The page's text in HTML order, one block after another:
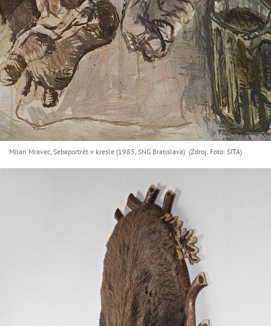
Milan Mravec, Sebaportrét v kresle (1985, SNG Bratislava) (Zdroj: Foto: SITA)